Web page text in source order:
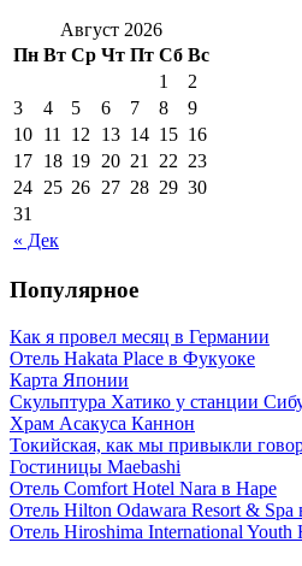
Август 2026
Пн Вт Ср Чт Пт Сб Вс
« Дек
1
2
3
4 5 6 7 8
9
10 11 12 13 14 15 16
17 18 19 20 21 22 23
24 25 26 27 28 29 30
31
Популярное
Как я провел месяц в Германии
Отель Hakata Place в Фукуоке
Карта Японии
Скульптура Хатико у станции
Храм Асакуса Каннон
Токийская, как мы привыкли
Гостиницы Maebashi
Отель Comfort Hotel Nara в Наре
Отель Hilton Odawara Resort & Spa
Отель Hiroshima International